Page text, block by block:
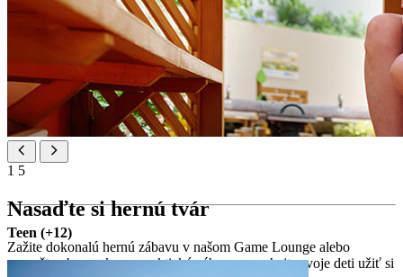
1 5
Nasaďte si hernú tvár
Zažite dokonalú hernú zábavu v našom Game Lounge alebo
vymeňte obrazovky za praktickú zábavu a nechajte svoje deti užiť si
Teen (+12)